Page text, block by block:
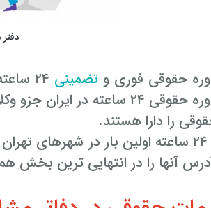
دفتر
حقوقی فوری وتضمینی
۲۴
دفتر مشاوره حقوقی ۲۴
را دارا هستند.
آنها را در انتهایی ترین